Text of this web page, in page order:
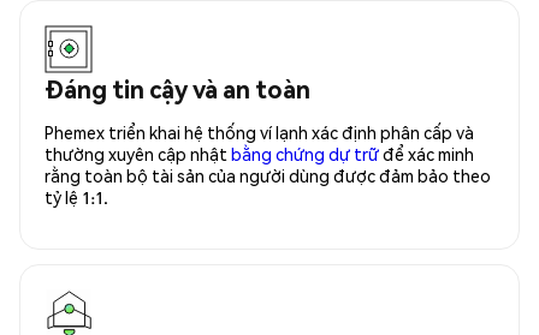
Đáng tin cậy và an toàn
Phemex triển khai hệ thống ví lạnh xác định phân cấp và
thường xuyên cập nhật bằng chứng dự trữđể xác minh
rằng toàn bộ tài sản của người dùng được đảm bảo theo
tỷ lệ 1:1.